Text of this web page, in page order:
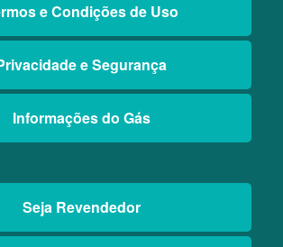
e Condições de Uso
e Segurança
Informações do Gás
Seja Revendedor